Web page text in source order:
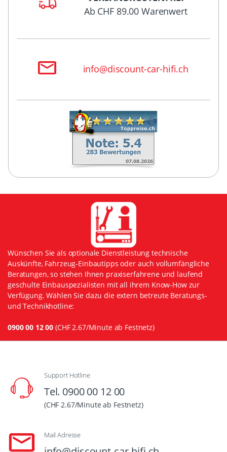
Ab CHF 89.00 Warenwert
info@discount-car-hifi.ch
Wünschen Sie als optionale Dienstleistung technische
Auskünfte, Fahrzeug-Einbautipps oder auch vollumfängliche
Beratungen, so stehen Ihnen praxiserfahrene und laufend
geschulte Einbauspezialisten mit all ihrem Know-How zur
Verfügung. Wählen Sie dazu die extern betreute Beratungs-
und Technikhotline:
0900 00 12 00 (CHF 2.67/Minute ab Festnetz)
Support Hotline
Tel. 0900 00 12 00
(CHF 2.67/Minute ab Festnetz)
Mail Adresse